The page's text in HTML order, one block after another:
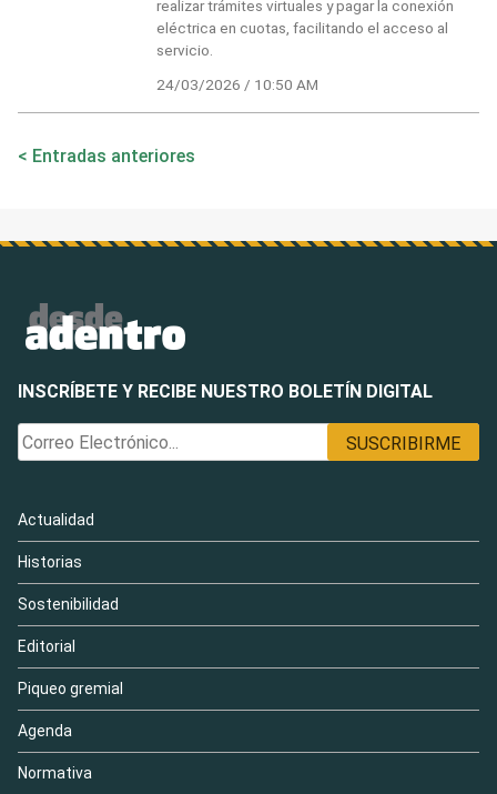
realizar trámites virtuales y pagar la conexión
eléctrica en cuotas, facilitando el acceso al
servicio.
24/03/2026 / 10:50 AM
Navegación
Entradas anteriores
INSCRÍBETE Y RECIBE NUESTRO BOLETÍN DIGITAL
Actualidad
Historias
Sostenibilidad
Editorial
Piqueo gremial
Agenda
Normativa